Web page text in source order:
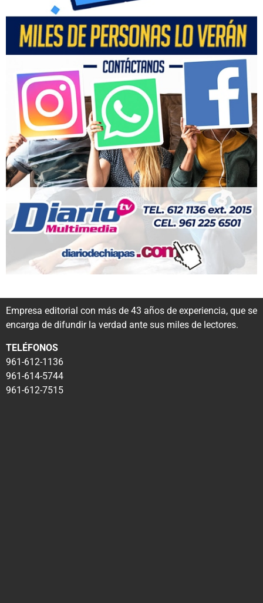
Empresa editorial con más de 43 años de experiencia, que se
encarga de difundir la verdad ante sus miles de lectores.
TELÉFONOS
961-612-1136
961-614-5744
961-612-7515